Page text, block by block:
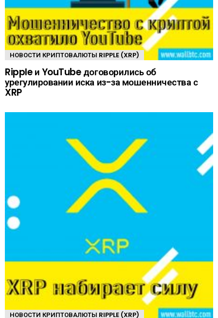
НОВОСТИ КРИПТОВАЛЮТЫ RIPPLE (XRP)
Ripple и YouTube договорились об
урегулировании иска из-за мошенничества с
XRP
НОВОСТИ КРИПТОВАЛЮТЫ RIPPLE (XRP)